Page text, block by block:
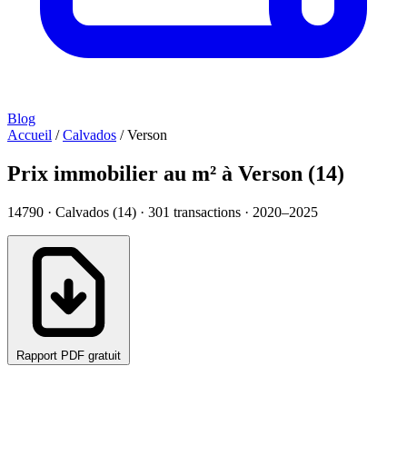
Blog
Accueil / Calvados / Verson
Prix immobilier au m² à Verson (14)
14790 · Calvados (14) · 301 transactions · 2020–2025
Rapport PDF gratuit